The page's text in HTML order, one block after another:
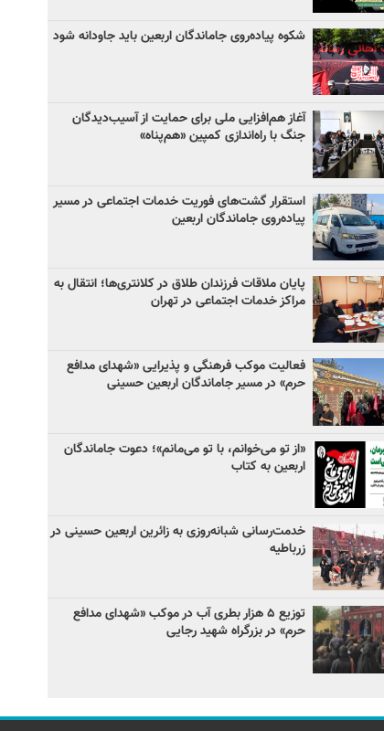
شکوه پیاده‌روی جاماندگان اربعین باید جاودانه شود
آغاز هم‌افزایی ملی برای حمایت از آسیب‌دیدگان
جنگ با راه‌اندازی کمپین «هم‌پناه»
استقرار گشت‌های فوریت خدمات اجتماعی در مسیر
پیاده‌روی جاماندگان اربعین
پایان ملاقات فرزندان طلاق در کلانتری‌ها؛ انتقال به
مراکز خدمات اجتماعی در تهران
فعالیت موکب فرهنگی و پذیرایی «شهدای مدافع
حرم» در مسیر جاماندگان اربعین حسینی
«از تو می‌خوانم، با تو می‌مانم»؛ دعوت جاماندگان
اربعین به کتاب
خدمت‌رسانی شبانه‌روزی به زائرین اربعین حسینی در
زرباطیه
توزیع ۵ هزار بطری آب در موکب «شهدای مدافع
حرم» در بزرگراه شهید رجایی